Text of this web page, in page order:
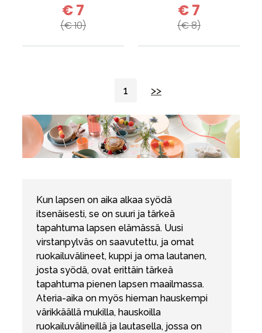
€ 7
(€ 10)
€ 7
(€ 8)
1 >>
Kun lapsen on aika alkaa syödä
itsenäisesti, se on suuri ja tärkeä
tapahtuma lapsen elämässä. Uusi
virstanpylväs on saavutettu, ja omat
ruokailuvälineet, kuppi ja oma lautanen,
josta syödä, ovat erittäin tärkeä
tapahtuma pienen lapsen maailmassa.
Ateria-aika on myös hieman hauskempi
värikkäällä mukilla, hauskoilla
ruokailuvälineillä ja lautasella, jossa on